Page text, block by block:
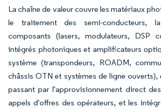
La chaîne de valeur couvre les matériaux
le traitement des semi-conducteurs,
composants (lasers, modulateurs, DSP
intégrés photoniques et amplificateurs
système (transpondeurs, ROADM,
châssis OTN et systèmes de ligne ouverts),
passant par l'approvisionnement direct
appels d'offres des opérateurs, et les